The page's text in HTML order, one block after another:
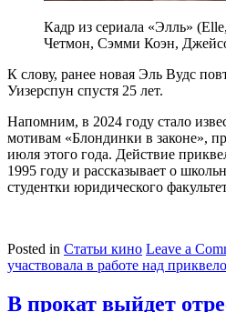
Кадр из сериала «Элль»
Четмон, Сэмми Коэн,
К слову, ранее новая Эль Вудс
Уизерспун спустя 25 лет.
Напомним, в 2024 году стало
мотивам «Блондинки в законе»,
июля этого года. Действие
1995 году и рассказывает о
студентки юридического
Posted in Статьи кино Leave a
участвовала в работе над
В прокат выйдет